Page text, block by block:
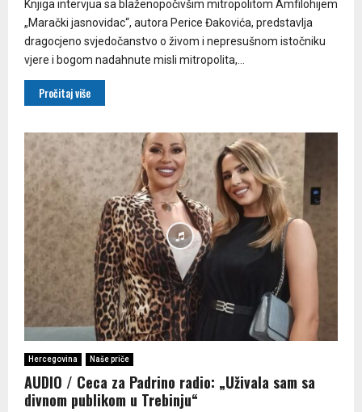
Knjiga intervjua sa blaženopočivšim mitropolitom Amfilohijem
„Marački jasnovidac“, autora Perice Đakovića, predstavlja
dragocjeno svjedočanstvo o živom i nepresušnom istočniku
vjere i bogom nadahnute misli mitropolita,...
Pročitaj više
Hercegovina Naše priče
AUDIO / Ceca za Padrino radio: „Uživala sam sa
divnom publikom u Trebinju“